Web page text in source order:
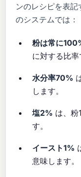
ンのレシピを表
のシステムでは：
粉は常に
に対する比率
水分率70%
します。
塩2% は、粉
す。
イースト1%
意味します。